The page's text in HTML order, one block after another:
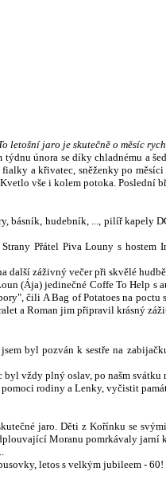
letošní jaro je skutečně o měsíc
týdnu února se díky chladnému a
a křivatec, sněženky po
vše i kolem potoka. Poslední
básník, hudebník, ..., pilíř kapely
Přátel Piva Louny s hostem
další záživný večer při skvělé
(Ája) jedinečné Coffe To Help s
čili A Bag of Potatoes na poctu
a Roman jim připravil krásný
byl pozván k sestře na
byl vždy plný oslav, po našm
rodiny a Lenky, vyčistit
jaro. Děti z Kořínku se
Moranu pomrkávaly jarní
letos s velkým jubileem - 60!